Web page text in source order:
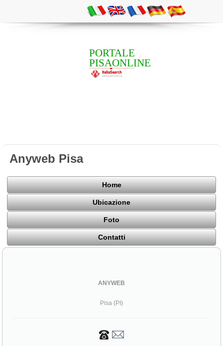
PORTALE
PISAONLINE
Anyweb Pisa
Home
Ubicazione
Foto
Contatti
ANYWEB
Pisa (PI)